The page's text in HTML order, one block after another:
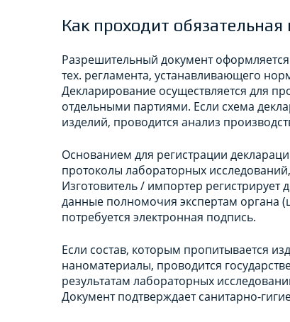
Как проходит обязательная
Разрешительный документ
тех. регламента, устанавливающего
Декларирование осуществляется для
отдельными партиями. Если схема
изделий, проводится анализ
Основанием для регистрации
протоколы лабораторных
Изготовитель / импортер регистрирует
данные полномочия экспертам органа
потребуется электронная подпись.
Если состав, которым пропитывается
наноматериалы, проводится
результатам лабораторных
Документ подтверждает санитарно-